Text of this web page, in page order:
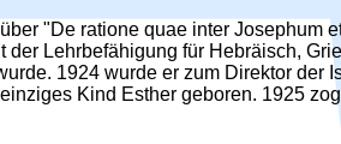
"De ratione quae inter Josephum
Lehrbefähigung für Hebräisch,
1924 wurde er zum Direktor der
Kind Esther geboren. 1925